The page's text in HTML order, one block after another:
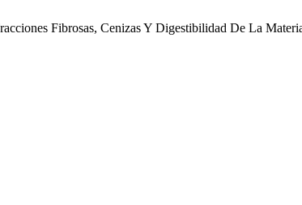
Fibrosas, Cenizas Y Digestibilidad De La